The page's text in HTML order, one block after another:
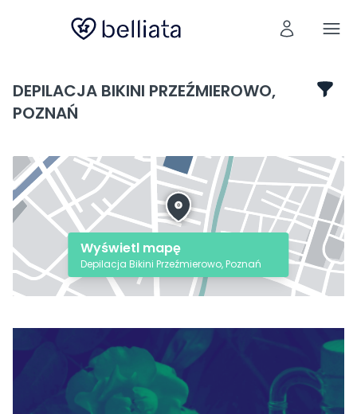
DEPILACJA BIKINI PRZEŹMIEROWO,
POZNAŃ
Wyświetl mapę
Depilacja Bikini Przeźmierowo, Poznań